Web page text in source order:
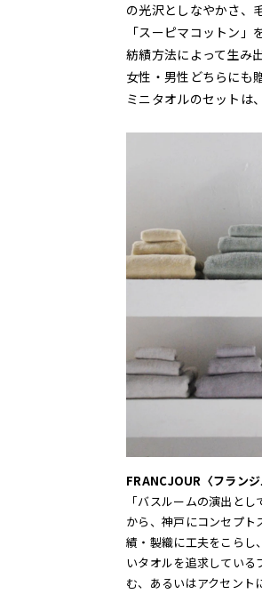
の光沢としなやかさ、
「スーピマコットン
紡績方法によって生み
女性・男性どちらにも
ミニタオルのセットは
FRANCJOUR〈フラン
「バスルームの演出と
から、神戸にコンセプト
績・製織に工夫をこらし
いタオルを追求している
む、あるいはアクセント